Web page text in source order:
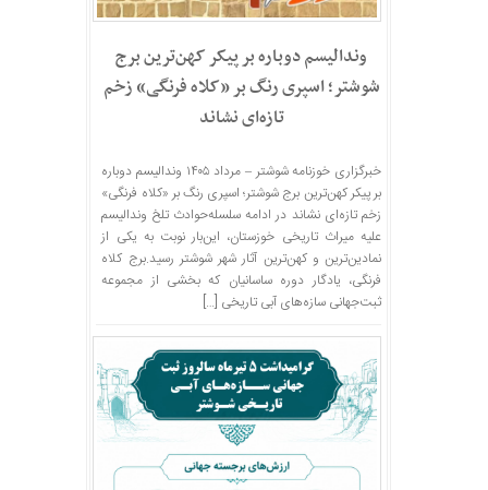
وندالیسم دوباره بر پیکر کهن‌ترین برج
شوشتر؛ اسپری رنگ بر «کلاه فرنگی» زخم
تازه‌ای نشاند
خبرگزاری خوزنامه شوشتر – مرداد ۱۴۰۵ وندالیسم دوباره
بر پیکر کهن‌ترین برج شوشتر؛ اسپری رنگ بر «کلاه فرنگی»
زخم تازه‌ای نشاند در ادامه سلسله‌حوادث تلخ وندالیسم
علیه میراث تاریخی خوزستان، این‌بار نوبت به یکی از
نمادین‌ترین و کهن‌ترین آثار شهر شوشتر رسید.برج کلاه
فرنگی، یادگار دوره ساسانیان که بخشی از مجموعه
ثبت‌جهانی سازه‌های آبی تاریخی […]